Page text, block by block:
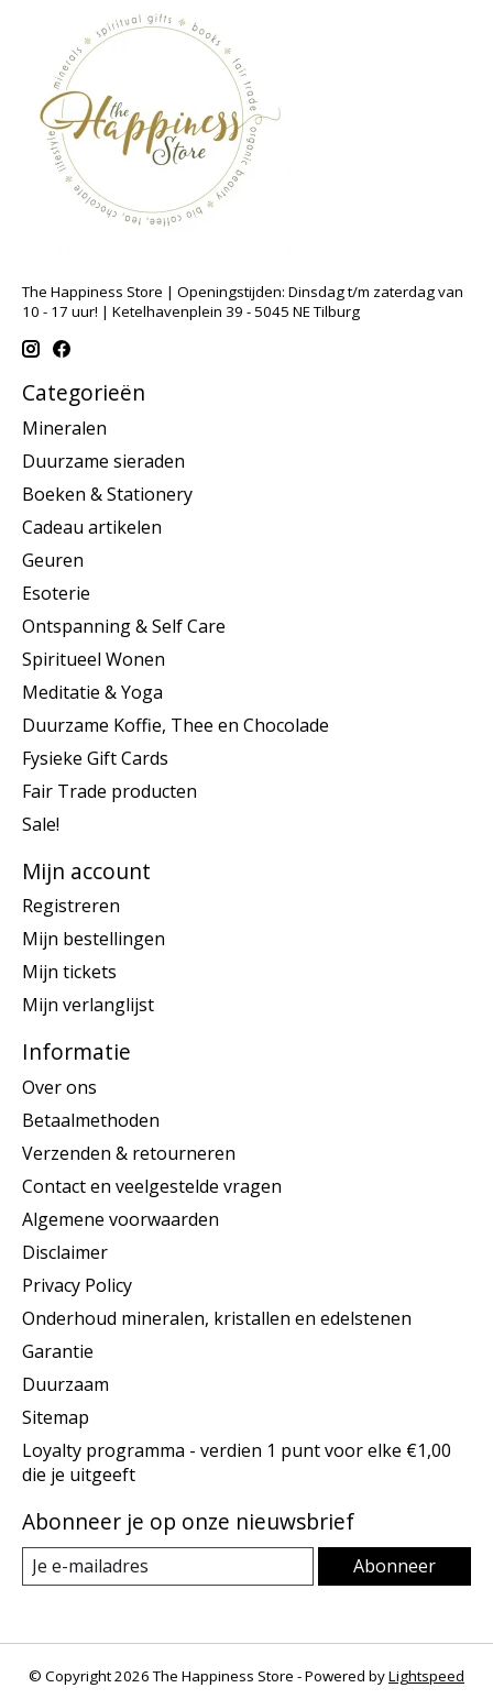
The Happiness Store | Openingstijden: Dinsdag t/m zaterdag van
10 - 17 uur! | Ketelhavenplein 39 - 5045 NE Tilburg
Categorieën
Mineralen
Duurzame sieraden
Boeken & Stationery
Cadeau artikelen
Geuren
Esoterie
Ontspanning & Self Care
Spiritueel Wonen
Meditatie & Yoga
Duurzame Koffie, Thee en Chocolade
Fysieke Gift Cards
Fair Trade producten
Sale!
Mijn account
Registreren
Mijn bestellingen
Mijn tickets
Mijn verlanglijst
Informatie
Over ons
Betaalmethoden
Verzenden & retourneren
Contact en veelgestelde vragen
Algemene voorwaarden
Disclaimer
Privacy Policy
Onderhoud mineralen, kristallen en edelstenen
Garantie
Duurzaam
Sitemap
Loyalty programma - verdien 1 punt voor elke €1,00
die je uitgeeft
Abonneer je op onze nieuwsbrief
Abonneer
© Copyright 2026 The Happiness Store - Powered byLightspeed